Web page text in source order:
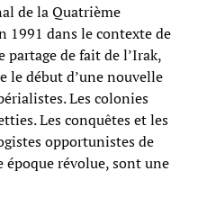
de la Quatrième
1991 dans le contexte de
partage de fait de l’Irak,
le début d’une nouvelle
Les colonies
Les conquêtes et les
opportunistes de
époque révolue, sont une